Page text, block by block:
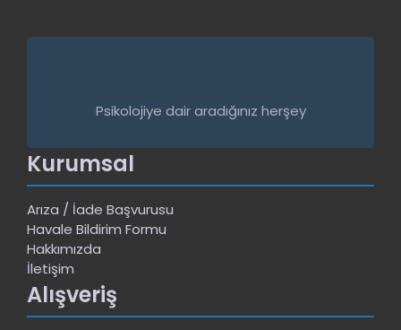
Psikolojiye dair aradığınız herşey
Kurumsal
Arıza / İade Başvurusu
Havale Bildirim Formu
Hakkımızda
İletişim
Alışveriş